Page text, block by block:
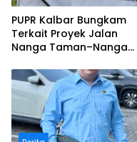
PUPR Kalbar Bungkam
Terkait Proyek Jalan
Nanga Taman–Nanga
Bermasalah